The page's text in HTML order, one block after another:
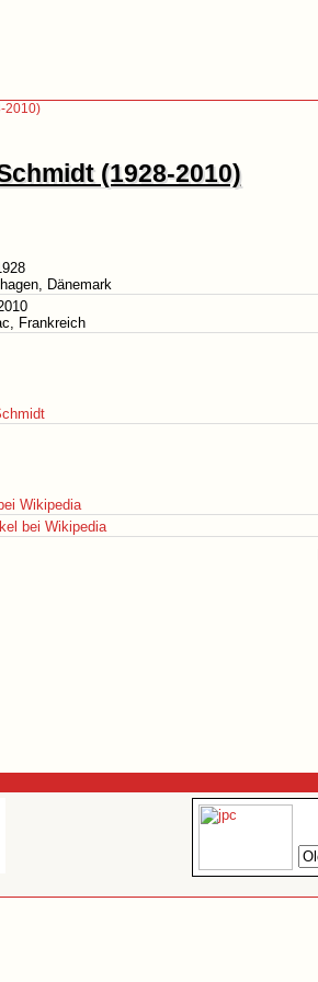
2010)
(1928-2010)
Dänemark
Frankreich
Wikipedia
bei Wikipedia